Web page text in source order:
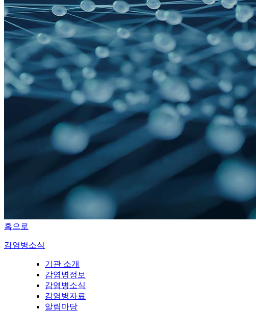
홈으로
감염병소식
기관 소개
감염병정보
감염병소식
감염병자료
알림마당